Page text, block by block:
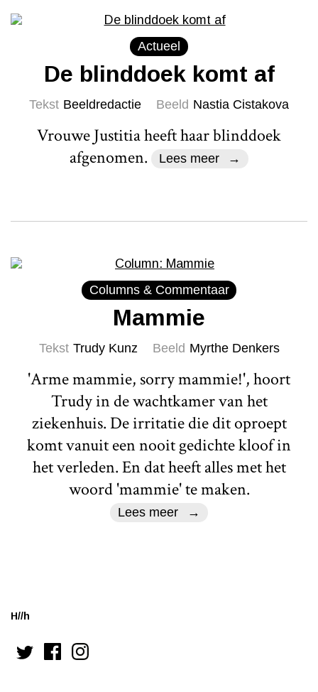
Actueel
De blinddoek komt af
Tekst Beeldredactie Beeld Nastia Cistakova
Vrouwe Justitia heeft haar blinddoek
afgenomen.
Lees meer
Columns & Commentaar
Mammie
Tekst Trudy Kunz Beeld Myrthe Denkers
'Arme mammie, sorry mammie!', hoort
Trudy in de wachtkamer van het
ziekenhuis. De irritatie die dit oproept
komt vanuit een nooit gedichte kloof in
het verleden. En dat heeft alles met het
woord 'mammie' te maken.
Lees meer
H//h